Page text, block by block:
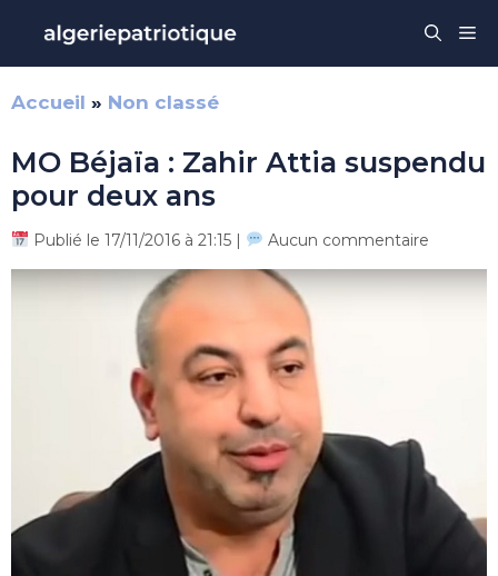
contenu
Accueil » Non classé
MO Béjaïa : Zahir Attia suspendu
pour deux ans
Publié le 17/11/2016 à 21:15 | Aucun commentaire